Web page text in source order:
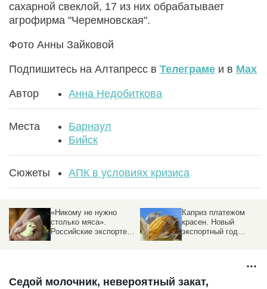
сахарной свеклой, 17 из них обрабатывает
агрофирма "Черемновская".
Фото Анны Зайковой
Подпишитесь на Алтапресс в Телеграме и в Max
Автор Анна Недобиткова
Места
Барнаул
Бийск
Сюжеты АПК в условиях кризиса
«Никому не нужно
столько мяса».
Российские экспортеры
Каприз платежом
красен. Новый
экспортный год
Седой молочник, невероятный закат,